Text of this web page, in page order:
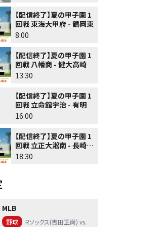
【配信終了】夏の甲子園 1
回戦 東海大甲府 - 鶴岡東
8:00
【配信終了】夏の甲子園 1
回戦 八幡商 - 健大高崎
13:30
【配信終了】夏の甲子園 1
回戦 立命館宇治 - 有明
16:00
【配信終了】夏の甲子園 1
回戦 立正大淞南 - 長崎日
大
18:30
MLB
野球
Rソックス(吉田正尚) vs.